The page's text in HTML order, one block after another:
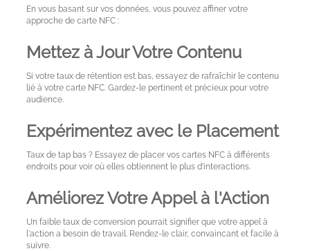
En vous basant sur vos données, vous pouvez affiner votre
approche de carte NFC :
Mettez à Jour Votre Contenu
Si votre taux de rétention est bas, essayez de rafraîchir le contenu
lié à votre carte NFC. Gardez-le pertinent et précieux pour votre
audience.
Expérimentez avec le Placement
Taux de tap bas ? Essayez de placer vos cartes NFC à différents
endroits pour voir où elles obtiennent le plus d'interactions.
Améliorez Votre Appel à l'Action
Un faible taux de conversion pourrait signifier que votre appel à
l'action a besoin de travail. Rendez-le clair, convaincant et facile à
suivre.